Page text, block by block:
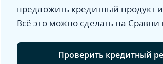
предложить кредитный продукт
Всё это можно сделать на Сравни
Проверить кредитный